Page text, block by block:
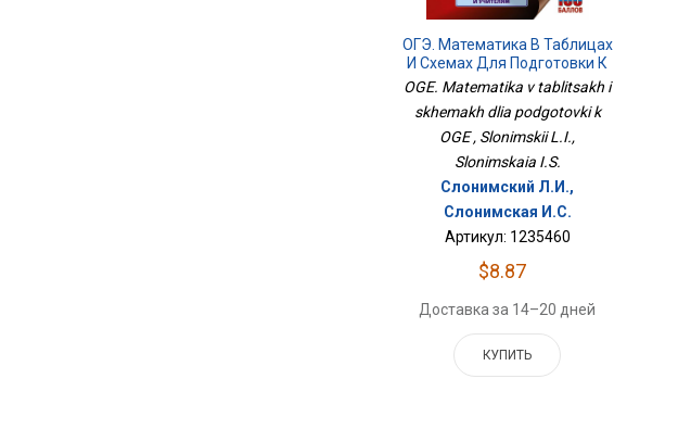
ОГЭ. Математика В Таблицах
И Схемах Для Подготовки К
ОГЭ
OGE. Matematika v tablitsakh i
skhemakh dlia podgotovki k
OGE , Slonimskii L.I.,
Slonimskaia I.S.
Слонимский Л.И.,
Слонимская И.С.
Артикул: 1235460
$8.87
Доставка за 14–20 дней
КУПИТЬ